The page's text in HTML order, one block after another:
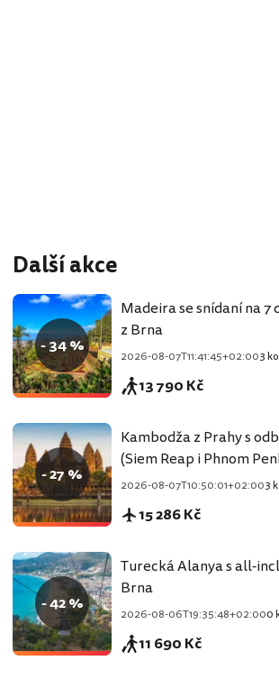
Další akce
- 34 %
Madeira se snídaní na
z Brna
2026-08-07T11:41:45+02:003
13 790 Kč
- 27 %
Kambodža z Prahy s
(Siem Reap i Phnom
2026-08-07T10:50:01+02:003
15 286 Kč
- 42 %
Turecká Alanya s all-
Brna
2026-08-06T19:35:48+02:000
11 690 Kč